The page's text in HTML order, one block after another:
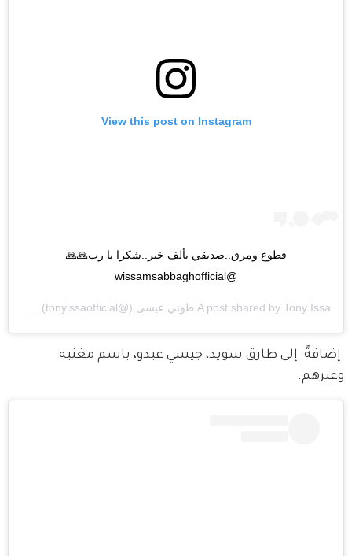
View this post on Instagram
قطوع ومرق..صديقي بألف خير..شكرا يا رب🙏🙏
@wissamsabbaghofficial
A post shared by Tony Issa طوني عيسى (@tonyissaofficial) on
إضافةً  إلى طارق سويد، جيسي عبدو، باسم مغنيه
وغيرهم.